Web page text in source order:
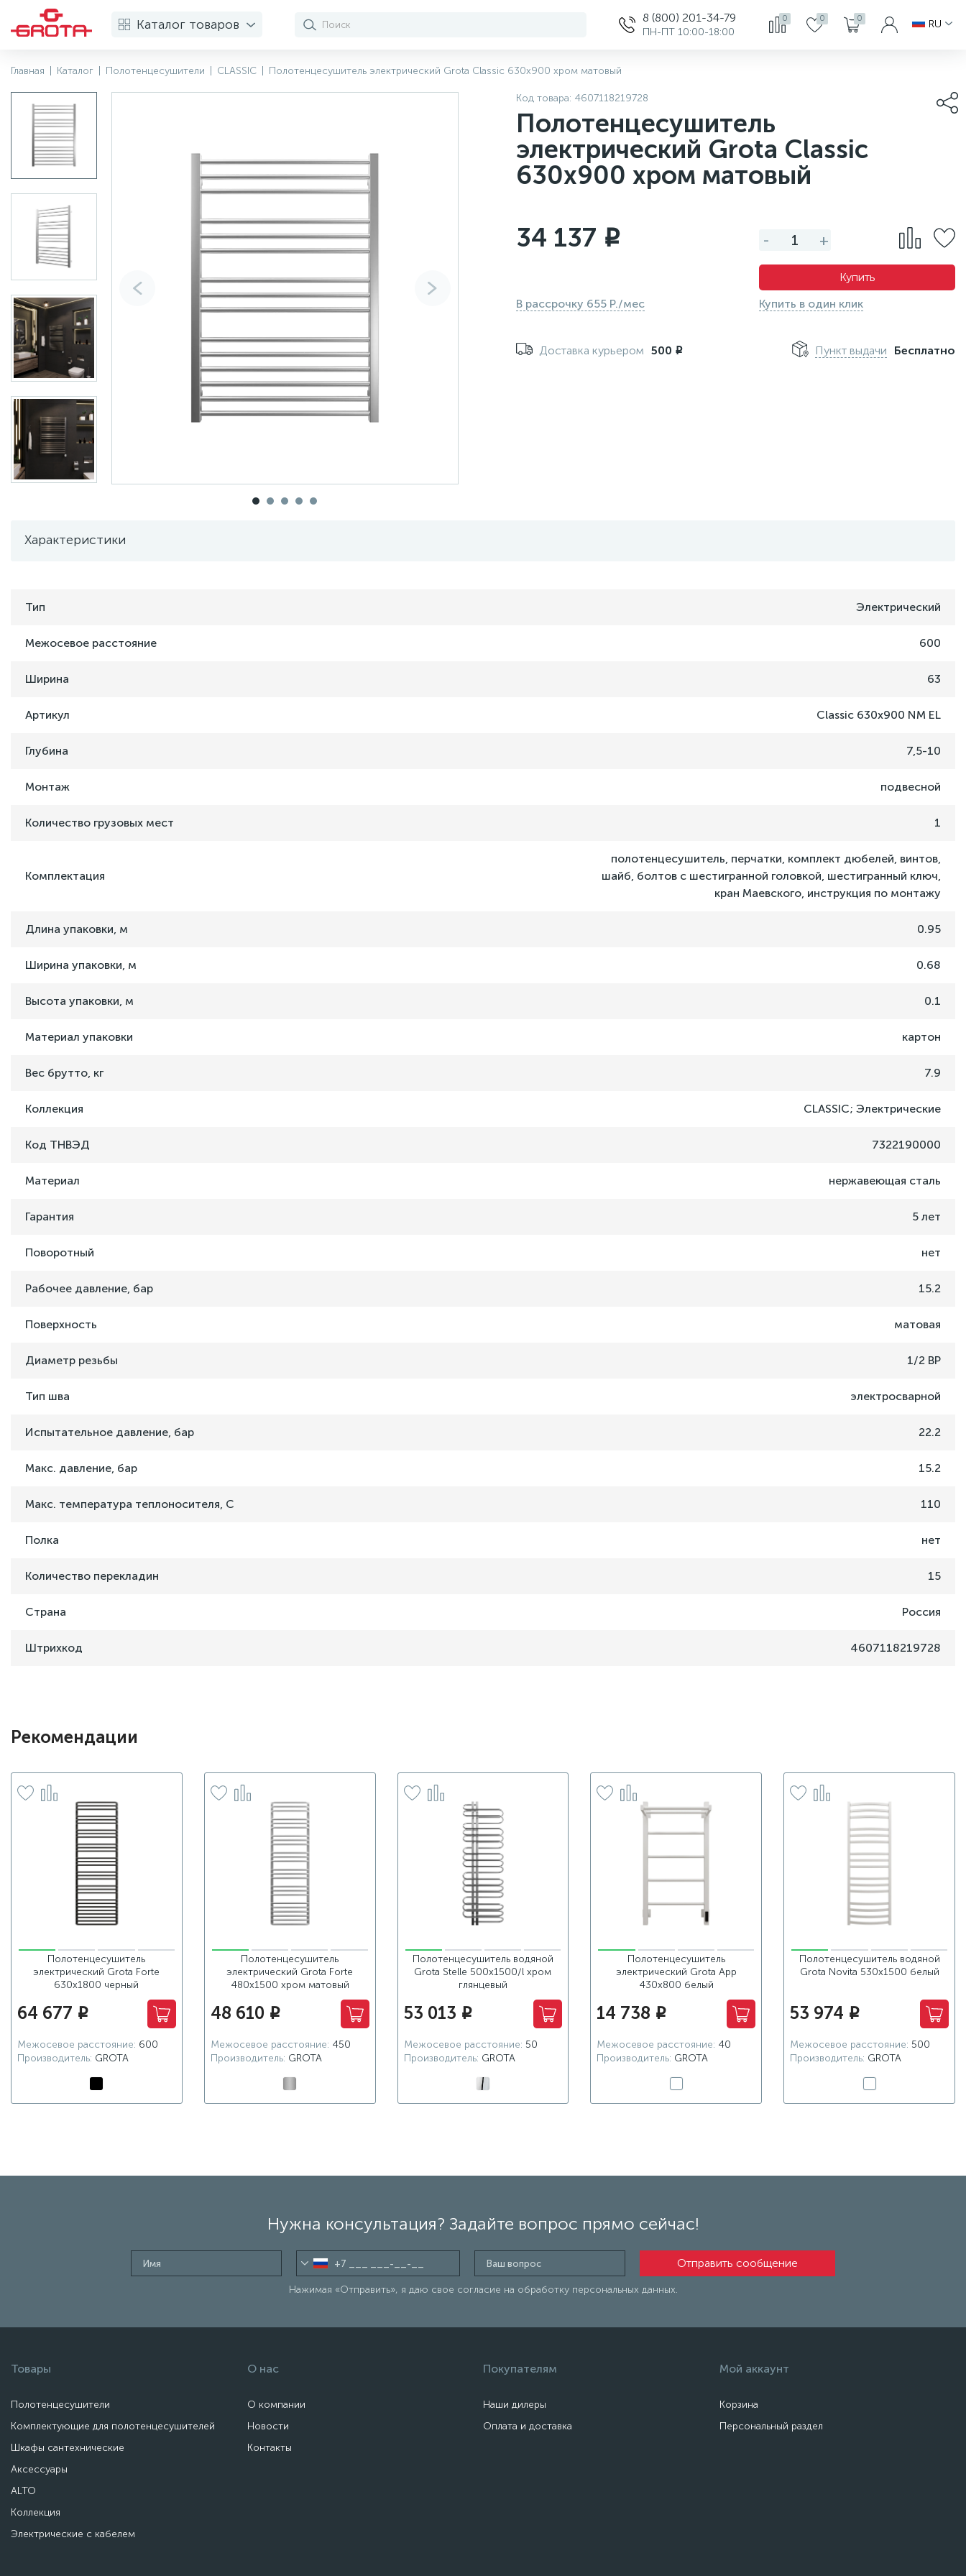
Каталог товаров 8 (800) 201-34-79
ПН-ПТ 10:00-18:00
0 0 0 RU
Главная Каталог Полотенцесушители CLASSIC Полотенцесушитель электрический Grota Classic 630x900 хром матовый
Код товара: 4607118219728
Полотенцесушитель
электрический Grota Classic
630x900 хром матовый
34 137 i
В рассрочку 655 Р./мес
- +
Купить
Купить в один клик
Доставка курьером 500 i Пункт выдачи Бесплатно
Характеристики
Тип Электрический
Межосевое расстояние 600
Ширина 63
Артикул Classic 630x900 NM EL
Глубина 7,5-10
Монтаж подвесной
Количество грузовых мест 1
Комплектация
полотенцесушитель, перчатки, комплект дюбелей, винтов,
шайб, болтов с шестигранной головкой, шестигранный ключ,
кран Маевского, инструкция по монтажу
Длина упаковки, м 0.95
Ширина упаковки, м 0.68
Высота упаковки, м 0.1
Материал упаковки картон
Вес брутто, кг 7.9
Коллекция CLASSIC; Электрические
Код ТНВЭД 7322190000
Материал нержавеющая сталь
Гарантия 5 лет
Поворотный нет
Рабочее давление, бар 15.2
Поверхность матовая
Диаметр резьбы 1/2 ВР
Тип шва электросварной
Испытательное давление, бар 22.2
Макс. давление, бар 15.2
Макс. температура теплоносителя, C 110
Полка нет
Количество перекладин 15
Страна Россия
Штрихкод 4607118219728
Рекомендации
Полотенцесушитель
электрический Grota Forte
630x1800 черный
64 677 i
Межосевое расстояние: 600
Производитель: GROTA
Полотенцесушитель
электрический Grota Forte
480x1500 хром матовый
48 610 i
Межосевое расстояние: 450
Производитель: GROTA
Полотенцесушитель водяной
Grota Stelle 500x1500/l хром
глянцевый
53 013 i
Межосевое расстояние: 50
Производитель: GROTA
Полотенцесушитель
электрический Grota App
430х800 белый
14 738 i
Межосевое расстояние: 40
Производитель: GROTA
Полотенцесушитель водяной
Grota Novita 530x1500 белый
53 974 i
Межосевое расстояние: 500
Производитель: GROTA
Нужна консультация? Задайте вопрос прямо сейчас!
Нажимая «Отправить», я даю свое согласие на обработку персональных данных.
Товары
Полотенцесушители
Комплектующие для полотенцесушителей
Шкафы сантехнические
Аксессуары
ALTO
Коллекция
Электрические с кабелем
О нас
О компании
Новости
Контакты
Покупателям
Наши дилеры
Оплата и доставка
Мой аккаунт
Корзина
Персональный раздел